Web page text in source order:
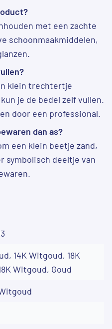
met een zachte
schoonmaakmiddelen,
klein trechtertje
je de bedel zelf vullen.
door een professional.
dan as?
een klein beetje zand,
symbolisch deeltje van
14K Witgoud, 18K
Witgoud, Goud